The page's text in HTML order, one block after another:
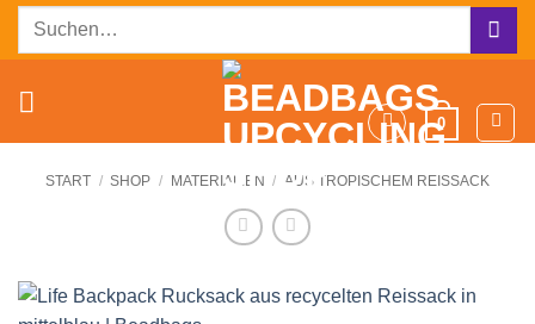
ZumSuchen
0
START / SHOP / MATERIALIEN / AUS TROPISCHEM REISSACK